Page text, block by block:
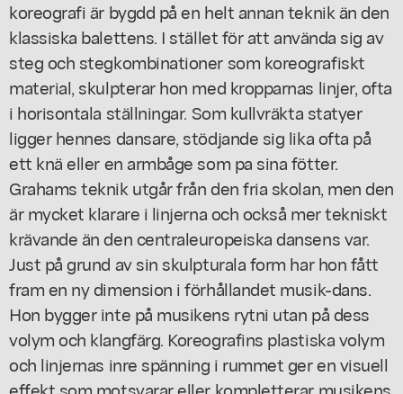
koreografi är bygdd på en helt annan teknik än den
klassiska balettens. I stället för att använda sig av
steg och stegkombinationer som koreografiskt
material, skulpterar hon med kropparnas linjer, ofta
i horisontala ställningar. Som kullvräkta statyer
ligger hennes dansare, stödjande sig lika ofta på
ett knä eller en armbåge som pa sina fötter.
Grahams teknik utgår från den fria skolan, men den
är mycket klarare i linjerna och också mer tekniskt
krävande än den centraleuropeiska dansens var.
Just på grund av sin skulpturala form har hon fått
fram en ny dimension i förhållandet musik-dans.
Hon bygger inte på musikens rytni utan på dess
volym och klangfärg. Koreografins plastiska volym
och linjernas inre spänning i rummet ger en visuell
effekt som motsvarar eller kompletterar musikens